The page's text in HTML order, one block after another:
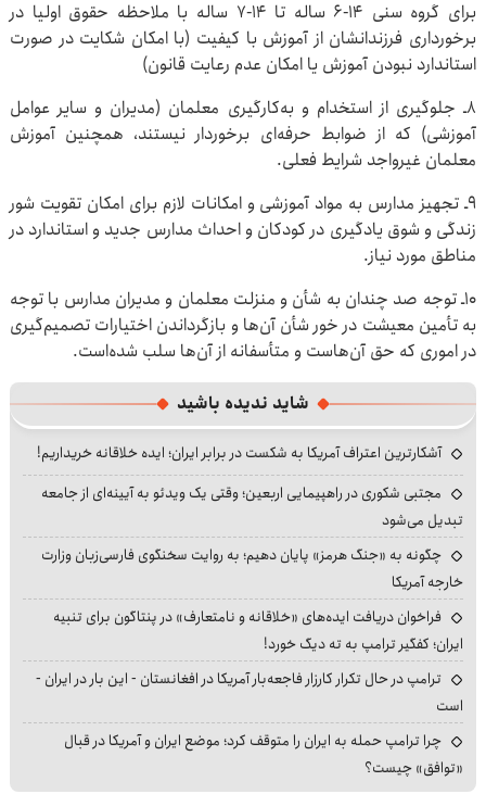
برای گروه سنی ۱۴-۶ ساله تا ۱۴-۷ ساله با ملاحظه حقوق اولیا در
برخورداری فرزندانشان از آموزش با کیفیت (با امکان شکایت در صورت
استاندارد نبودن آموزش یا امکان عدم رعایت قانون)
۸‌ـ جلوگیری از استخدام و به‌کارگیری معلمان (مدیران و سایر عوامل
آموزشی) که از ضوابط حرفه‌ای برخوردار نیستند، همچنین آموزش
معلمان غیرواجد شرایط فعلی.
۹ـ تجهیز مدارس به مواد آموزشی و امکانات لازم برای امکان تقویت شور
زندگی و شوق یادگیری در کودکان و احداث مدارس جدید و استاندارد در
مناطق مورد نیاز.
۱۰ـ توجه صد چندان به شأن و منزلت معلمان و مدیران مدارس با توجه
به تأمین معیشت در خور شأن آن‌ها و بازگرداندن اختیارات تصمیم‌گیری
در اموری که حق آن‌هاست و متأسفانه از آن‌ها سلب شده‌است.
شاید ندیده باشید
آشکارترین اعتراف آمریکا به شکست در برابر ایران؛ ایده خلاقانه خریداریم!
مجتبی شکوری در راهپیمایی اربعین؛ وقتی یک ویدئو به آیینه‌ای از جامعه
تبدیل می‌شود
چگونه به «جنگ هرمز» پایان دهیم؛ به روایت سخنگوی فارسی‌زبان وزارت
خارجه آمریکا
فراخوان دریافت ایده‌های «خلاقانه و نامتعارف» در پنتاگون برای تنبیه
ایران؛ کفگیر ترامپ به ته دیگ خورد!
ترامپ در حال تکرار کارزار فاجعه‌بار آمریکا در افغانستان - این بار در ایران -
است
چرا ترامپ حمله به ایران را متوقف کرد؛ موضع ایران و آمریکا در قبال
«توافق» چیست؟